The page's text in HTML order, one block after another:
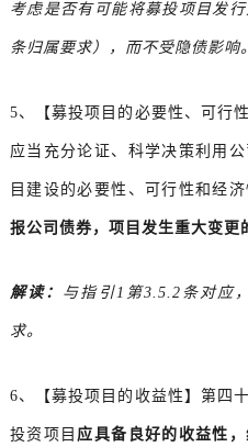
考虑是否有可能将募投项目发
条归属要求），而不受隐债影响。
5、【募投项目的必要性、可行
应当充分论证、科学决策利用
目建设的必要性、可行性和经济
报公司债券，项目发生重大变更
解读： 与指引1第3.5.2条对应
求。
6、【募投项目的收益性】第四
投资项目 应具备良好的收益性